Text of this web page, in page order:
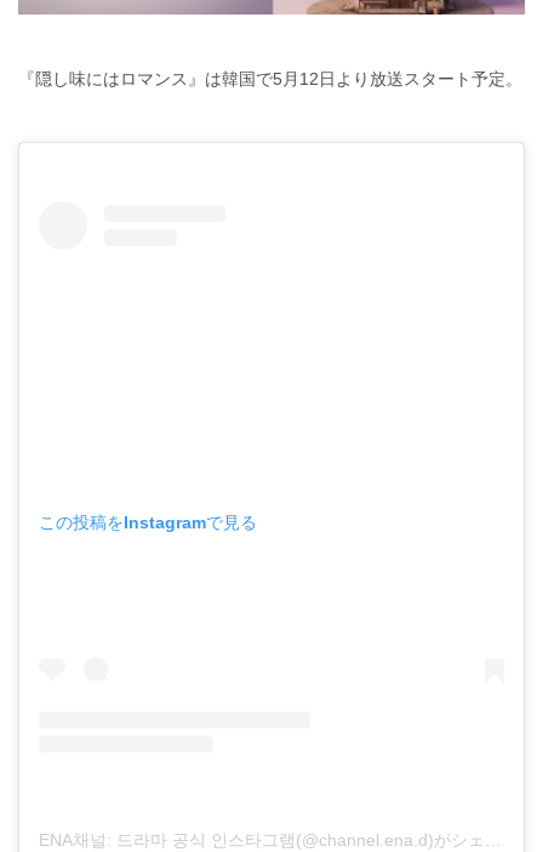
『隠し味にはロマンス』は韓国で5月12日より放送スタート予定。
この投稿をInstagramで見る
ENA채널: 드라마 공식 인스타그램(@channel.ena.d)がシェアした投稿